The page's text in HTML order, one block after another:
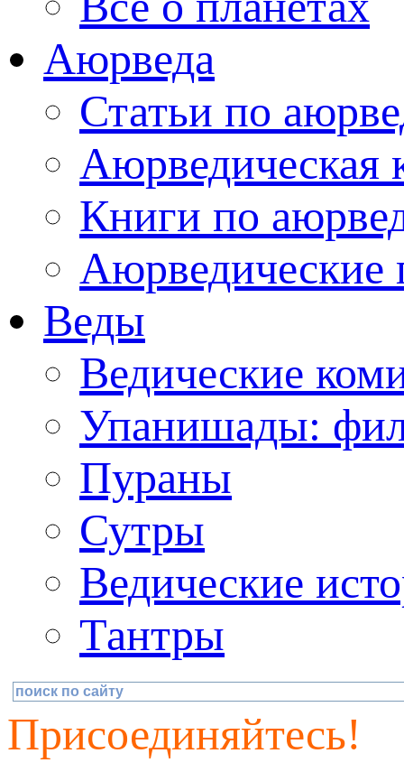
Аюрведа
Статьи по
Аюрведическая
Книги по
Аюрведические
Веды
Ведические
Упанишады:
Пураны
Сутры
Ведические
Тантры
Присоединяйтесь!